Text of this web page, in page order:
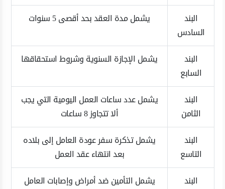
البند
السادس
يشمل مدة العقد بحد أقصى 5 سنوات
البند
السابع
يشمل الإجازة السنوية وشروط استحقاقها
البند
الثامن
يشمل عدد ساعات العمل اليومية التي يجب
ألا تتجاوز 8 ساعات
البند
التاسع
يشمل تذكرة سفر عودة العامل إلى بلاده
بعد انتهاء عقد العمل
البند
يشمل التأمين ضد أمراض وإصابات العامل